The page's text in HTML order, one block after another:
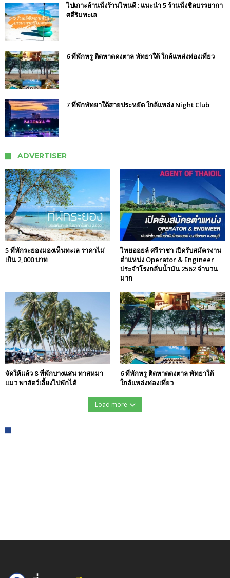
ไปเกาะล้านนั่งร้านไหนดี : แนะนำ 5 ร้านนั่งชิลบรรยากา
ศดีริมทะเล
6 ที่พักหรู ติดหาดดงตาล พัทยาใต้ ใกล้แหล่งท่องเที่ยว
7 ที่พักพัทยาใต้สายประหยัด ใกล้แหล่ง Night Club
ADVERTISER
5 ที่พักระยองมองเห็นทะเล ราคาไม่
เกิน 2,000 บาท
ไทยออยล์ ศรีราชา เปิดรับสมัครงาน
ตำแหน่ง Operator & Engineer
ประจำโรงกลั่นน้ำมัน 2562 จำนวน
มาก
จัดให้แล้ว 8 ที่พักบางแสน ทาสหมา
แมว พาสัตว์เลี้ยงไปพักได้
6 ที่พักหรู ติดหาดดงตาล พัทยาใต้
ใกล้แหล่งท่องเที่ยว
Load more